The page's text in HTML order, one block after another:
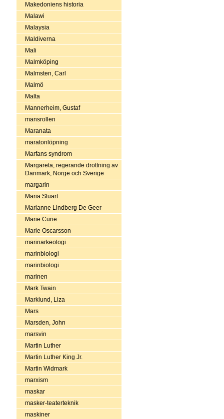
Makedoniens historia
Malawi
Malaysia
Maldiverna
Mali
Malmköping
Malmsten, Carl
Malmö
Malta
Mannerheim, Gustaf
mansrollen
Maranata
maratonlöpning
Marfans syndrom
Margareta, regerande drottning av
Danmark, Norge och Sverige
margarin
Maria Stuart
Marianne Lindberg De Geer
Marie Curie
Marie Oscarsson
marinarkeologi
marinbiologi
marinbiologi
marinen
Mark Twain
Marklund, Liza
Mars
Marsden, John
marsvin
Martin Luther
Martin Luther King Jr.
Martin Widmark
marxism
maskar
masker-teaterteknik
maskiner